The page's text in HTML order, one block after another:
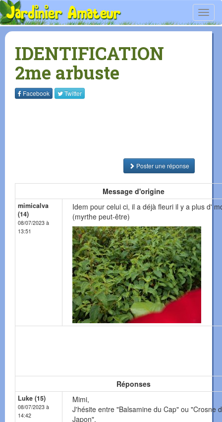
IDENTIFICATION
2me arbuste
Facebook Twitter
Poster une réponse
Message d'origine
mimicalva
(14)
08/07/2023 à
13:51
Idem pour celui ci, il a déjà fleuri il y a plus d'
(myrthe peut-être)
Réponses
Luke (15)
08/07/2023 à
14:42
Mimi,
J'hésite entre "Balsamine du Cap" ou "Crosne
Japon".